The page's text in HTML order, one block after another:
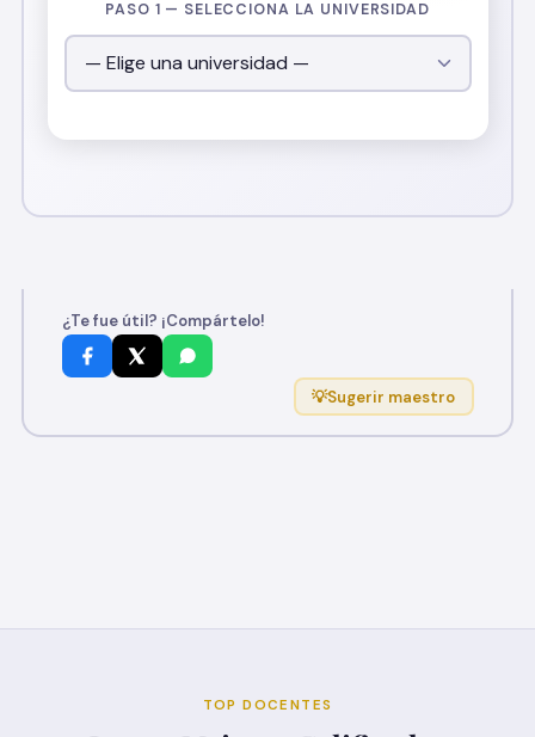
PASO 1 — SELECCIONA LA UNIVERSIDAD
¿Te fue útil? ¡Compártelo!
💡Sugerir maestro
TOP DOCENTES